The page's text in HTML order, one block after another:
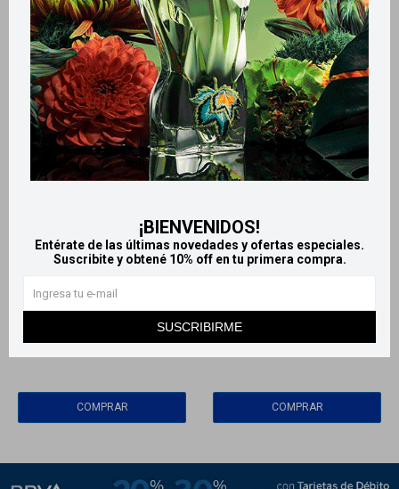
¡BIENVENIDOS!
Entérate de las últimas novedades y ofertas especiales.
Suscribite y obtené 10% off en tu primera compra.
SUSCRIBIRME
Llega EL LUNES
Dolex 500 x50 comprimidos
Llega EL LUNES
Nodo 100mg 12 Comprimidos